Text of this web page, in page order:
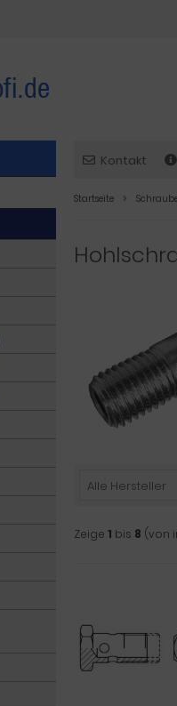
Kontakt
Startseite
Alle Hersteller
Zeige 1 bis 8 (von